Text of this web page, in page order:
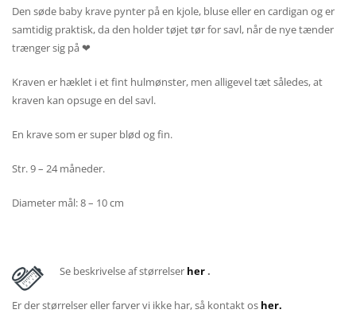
Den søde baby krave pynter på en kjole, bluse eller en cardigan og er
samtidig praktisk, da den holder tøjet tør for savl, når de nye tænder
trænger sig på ❤
Kraven er hæklet i et fint hulmønster, men alligevel tæt således, at
kraven kan opsuge en del savl.
En krave som er super blød og fin.
Str. 9 – 24 måneder.
Diameter mål: 8 – 10 cm
Se beskrivelse af størrelser her.
Er der størrelser eller farver vi ikke har, så kontakt os her.